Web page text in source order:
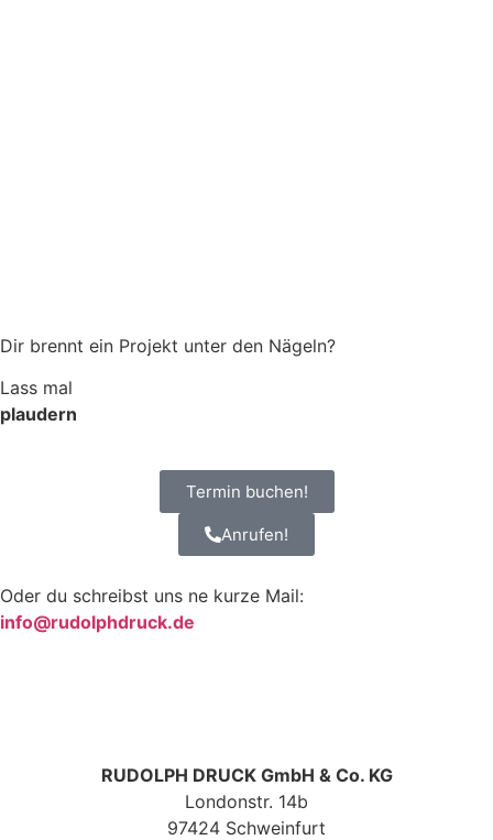
Dir brennt ein Projekt unter den Nägeln?
Lass mal
plaudern
Termin buchen!
Anrufen!
Oder du schreibst uns ne kurze Mail:
info@rudolphdruck.de
RUDOLPH DRUCK GmbH & Co. KG
Londonstr. 14b
97424 Schweinfurt